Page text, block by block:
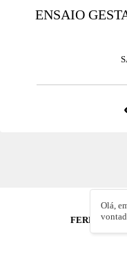
ENSAIO
FERNANDA
Olá,